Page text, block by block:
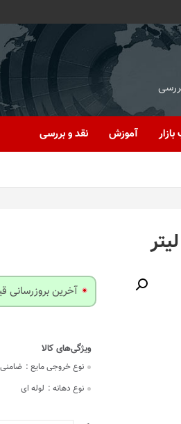
آموزش نقد و بررسی
آخرین بروزرسانی قیمت: 3
نوع خروجی مایع : ضامنی
نوع دهانه : لوله ای